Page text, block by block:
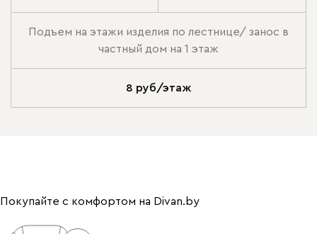
Подъем на этажи изделия по лестнице/ занос в
частный дом на 1 этаж
8 руб/этаж
Покупайте с комфортом на Divan.by